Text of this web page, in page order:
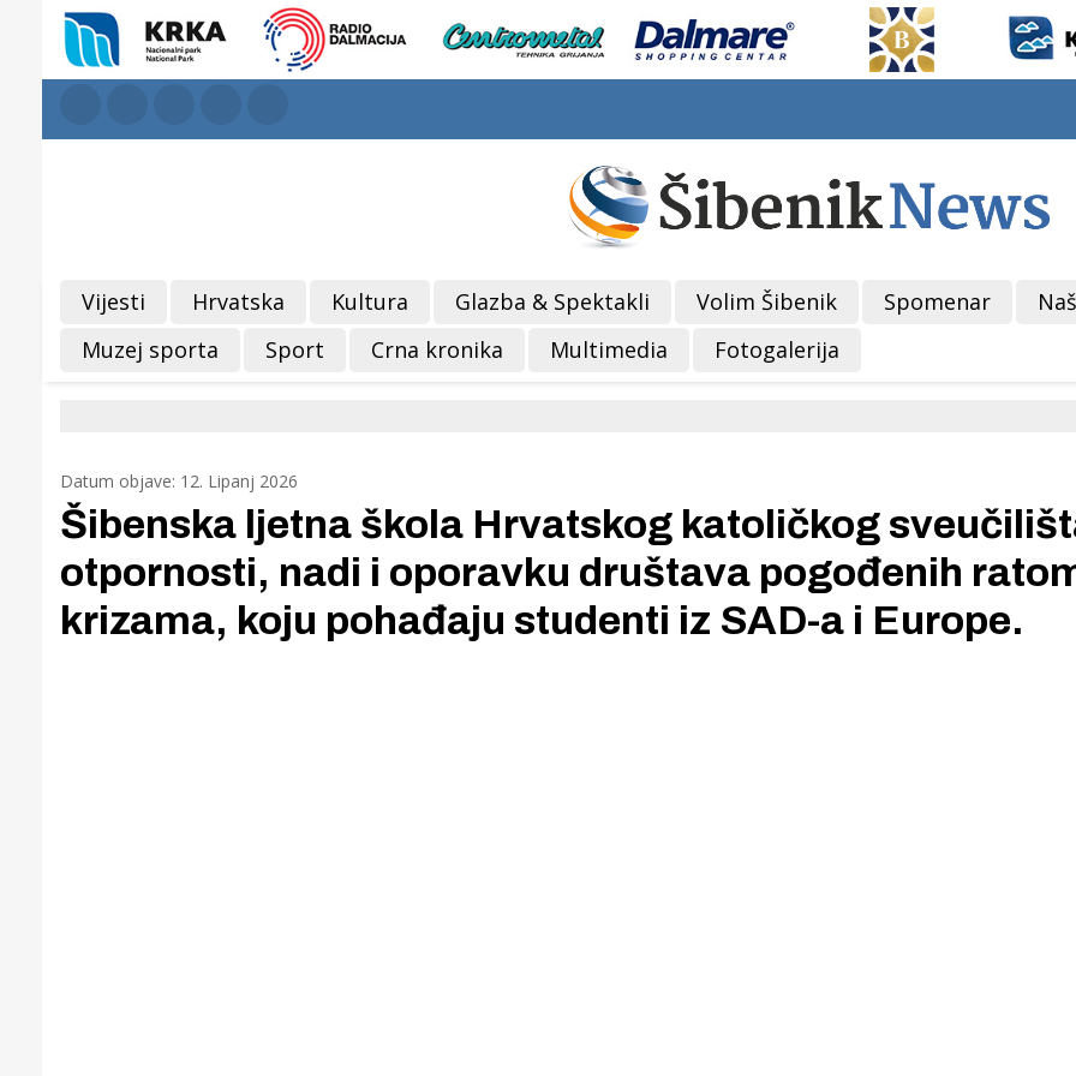
Vijesti Hrvatska Kultura Glazba & Spektakli Volim Šibenik Spomenar
Muzej sporta
Sport Crna kronika Multimedia Fotogalerija
Datum objave: 12. Lipanj 2026
Šibenska ljetna škola Hrvatskog katoličkog
otpornosti, nadi i oporavku društava pogođenih
krizama, koju pohađaju studenti iz SAD-a i Europe.